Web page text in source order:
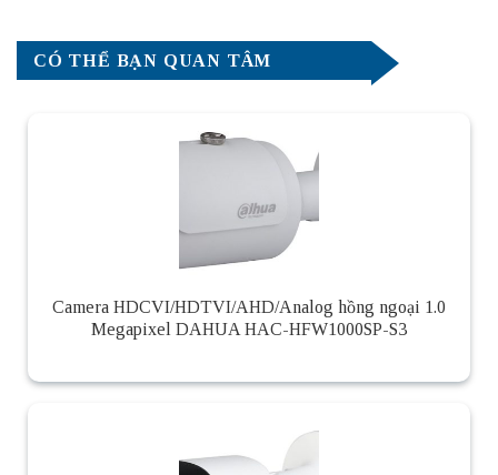
CÓ THỂ BẠN QUAN TÂM
Camera HDCVI/HDTVI/AHD/Analog hồng ngoại 1.0
Megapixel DAHUA HAC-HFW1000SP-S3